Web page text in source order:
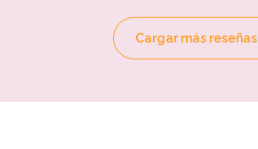
Cargar más reseñas